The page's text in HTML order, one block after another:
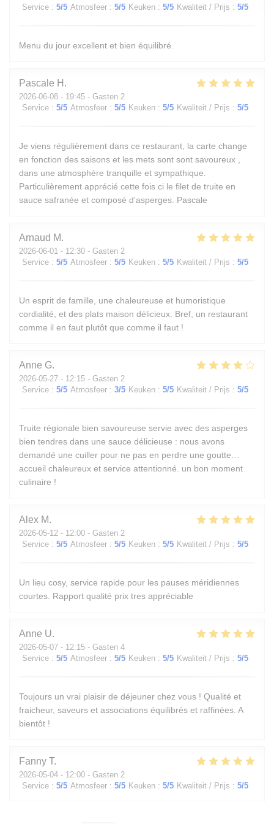
Service : 5/5 Atmosfeer : 5/5 Keuken : 5/5 Kwaliteit / Prijs : 5/5
Menu du jour excellent et bien équilibré.
Pascale H
2026-06-08 - 19:45 - Gasten 2
Service : 5/5 Atmosfeer : 5/5 Keuken : 5/5 Kwaliteit / Prijs : 5/5
Je viens régulièrement dans ce restaurant, la carte change
en fonction des saisons et les mets sont sont savoureux ,
dans une atmosphère tranquille et sympathique.
Particulièrement apprécié cette fois ci le filet de truite en
sauce safranée et composé d'asperges. Pascale
Arnaud M
2026-06-01 - 12:30 - Gasten 2
Service : 5/5 Atmosfeer : 5/5 Keuken : 5/5 Kwaliteit / Prijs : 5/5
Un esprit de famille, une chaleureuse et humoristique
cordialité, et des plats maison délicieux. Bref, un restaurant
comme il en faut plutôt que comme il faut !
Anne G
2026-05-27 - 12:15 - Gasten 2
Service : 5/5 Atmosfeer : 3/5 Keuken : 5/5 Kwaliteit / Prijs : 5/5
Truite régionale bien savoureuse servie avec des asperges
bien tendres dans une sauce délicieuse : nous avons
demandé une cuiller pour ne pas en perdre une goutte…
accueil chaleureux et service attentionné. un bon moment
culinaire !
Alex M
2026-05-12 - 12:00 - Gasten 2
Service : 5/5 Atmosfeer : 5/5 Keuken : 5/5 Kwaliteit / Prijs : 5/5
Un lieu cosy, service rapide pour les pauses méridiennes
courtes. Rapport qualité prix tres appréciable
Anne U
2026-05-07 - 12:15 - Gasten 4
Service : 5/5 Atmosfeer : 5/5 Keuken : 5/5 Kwaliteit / Prijs : 5/5
Toujours un vrai plaisir de déjeuner chez vous ! Qualité et
fraicheur, saveurs et associations équilibrés et raffinées. A
bientôt !
Fanny T
2026-05-04 - 12:00 - Gasten 2
Service : 5/5 Atmosfeer : 5/5 Keuken : 5/5 Kwaliteit / Prijs : 5/5